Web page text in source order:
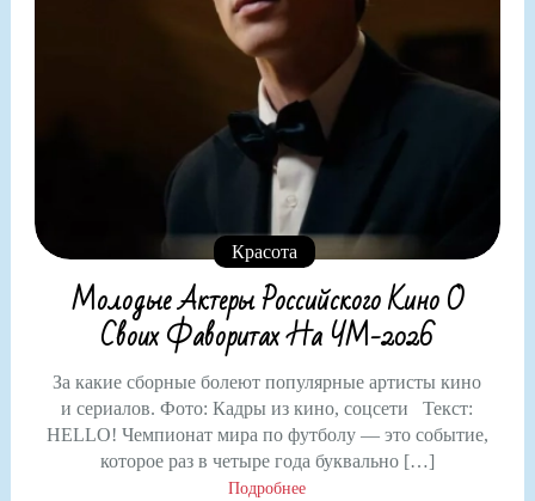
Красота
Молодые Актеры Российского Кино О
Своих Фаворитах На ЧМ-2026
За какие сборные болеют популярные артисты кино
и сериалов. Фото: Кадры из кино, соцсети Текст:
HELLO! Чемпионат мира по футболу — это событие,
которое раз в четыре года буквально […]
Подробнее